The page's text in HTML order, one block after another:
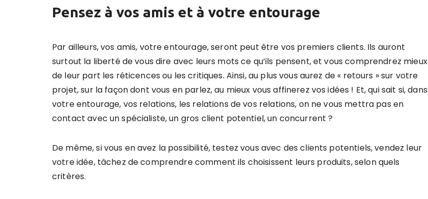
Pensez à vos amis et à votre entourage
Par ailleurs, vos amis, votre entourage, seront peut être vos premiers clients. Ils auront
surtout la liberté de vous dire avec leurs mots ce qu’ils pensent, et vous comprendrez mieux
de leur part les réticences ou les critiques. Ainsi, au plus vous aurez de « retours » sur votre
projet, sur la façon dont vous en parlez, au mieux vous affinerez vos idées ! Et, qui sait si, dans
votre entourage, vos relations, les relations de vos relations, on ne vous mettra pas en
contact avec un spécialiste, un gros client potentiel, un concurrent ?
De même, si vous en avez la possibilité, testez vous avec des clients potentiels, vendez leur
votre idée, tâchez de comprendre comment ils choisissent leurs produits, selon quels
critères.